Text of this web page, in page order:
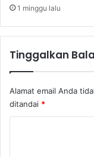
l
i
a
d
u
g
B
a
1 minggu lalu
Tinggalkan
Alamat email Anda
ditandai *